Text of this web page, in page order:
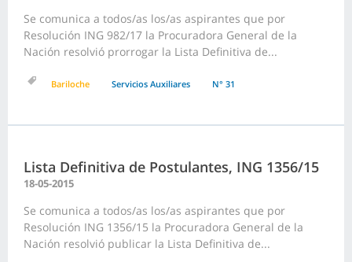
Se comunica a todos/as los/as aspirantes que por
Resolución ING 982/17 la Procuradora General de la
Nación resolvió prorrogar la Lista Definitiva de...
Bariloche Servicios Auxiliares N° 31
Lista Definitiva de Postulantes, ING 1356/15
18-05-2015
Se comunica a todos/as los/as aspirantes que por
Resolución ING 1356/15 la Procuradora General de la
Nación resolvió publicar la Lista Definitiva de...